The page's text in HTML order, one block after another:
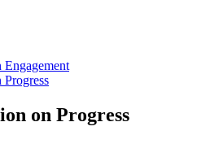
on Progress